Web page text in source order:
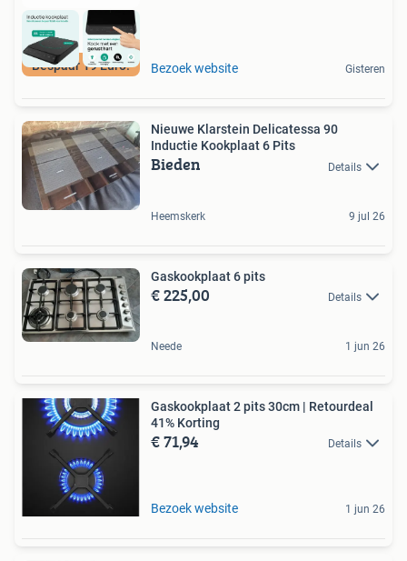
Bespaar 19 Euro! Bezoek website Gisteren
Nieuwe Klarstein Delicatessa 90
Inductie Kookplaat 6 Pits
Bieden Details
Heemskerk 9 jul 26
Gaskookplaat 6 pits
€ 225,00 Details
Neede 1 jun 26
Gaskookplaat 2 pits 30cm | Retourdeal
41% Korting
€ 71,94 Details
Bezoek website 1 jun 26